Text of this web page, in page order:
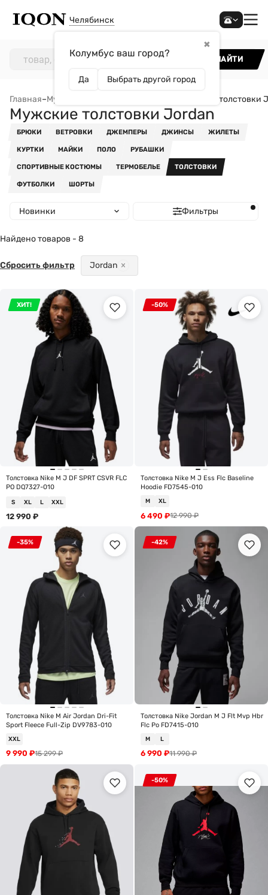
Челябинск
✖
Колумбус ваш город?
Да Выбрать другой город
НАЙТИ
Главная–Мужчинам Мужские толстовки
Мужские толстовки Jordan
БРЮКИ ВЕТРОВКИ ДЖЕМПЕРЫ ДЖИНСЫ ЖИЛЕТЫ
КУРТКИ МАЙКИ ПОЛО РУБАШКИ
СПОРТИВНЫЕ КОСТЮМЫ ТЕРМОБЕЛЬЕ ТОЛСТОВКИ
ФУТБОЛКИ ШОРТЫ
Новинки Фильтры
Найдено товаров - 8
Jordan
Сбросить фильтр
ХИТ!
Толстовка Nike M J DF SPRT CSVR FLC
PO DQ7327-010
S XL L XXL
12 990 ₽
-50%
Толстовка Nike M J Ess Flc Baseline
Hoodie FD7545-010
M XL
12 990₽
6 490 ₽
-35%
Толстовка Nike M Air Jordan Dri-Fit
Sport Fleece Full-Zip DV9783-010
XXL
15 299₽
9 990 ₽
-42%
Толстовка Nike Jordan M J Flt Mvp Hbr
Flc Po FD7415-010
M L
11 990₽
6 990 ₽
-50%